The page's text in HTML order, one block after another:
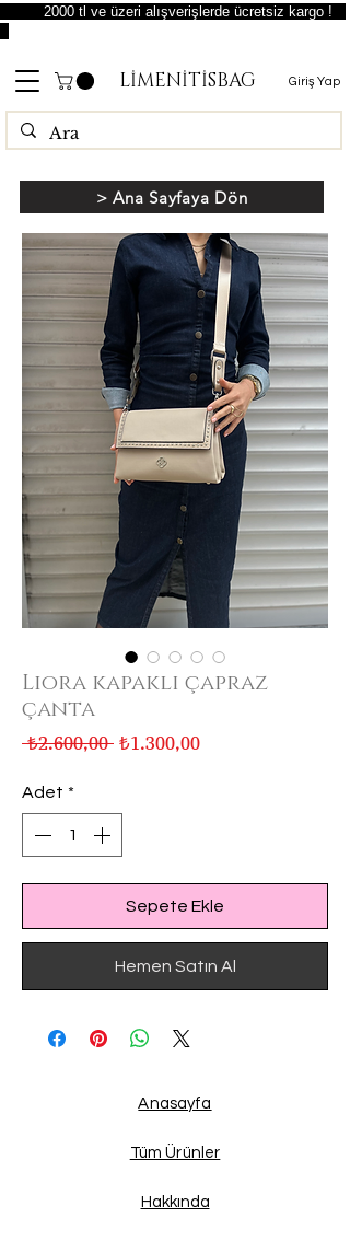
LİMENİTİSBAG Giriş Yap
2000 tl ve üzeri alışverişlerde ücretsiz kargo !
Liora kapaklı çapraz
çanta
₺2.600,00 Normal
₺1.300,00İndirimli
Adet *
Sepete Ekle
Hemen Satın Al
> Ana Sayfaya Dön
Anasayfa
Tüm Ürünler
Hakkında